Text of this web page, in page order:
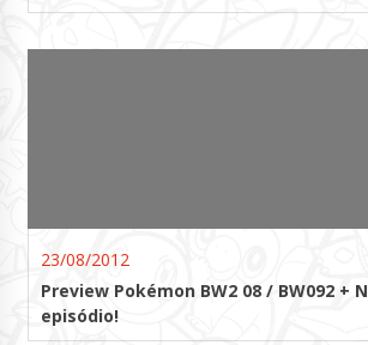
23/08/2012
Preview Pokémon BW2 08 / BW092 +
episódio!